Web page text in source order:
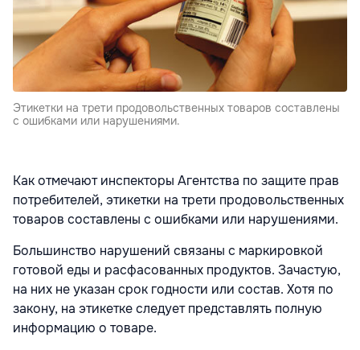
Этикетки на трети продовольственных товаров составлены
с ошибками или нарушениями.
Как отмечают инспекторы Агентства по защите прав
потребителей, этикетки на трети продовольственных
товаров составлены с ошибками или нарушениями.
Большинство нарушений связаны с маркировкой
готовой еды и расфасованных продуктов. Зачастую,
на них не указан срок годности или состав. Хотя по
закону, на этикетке следует представлять полную
информацию о товаре.